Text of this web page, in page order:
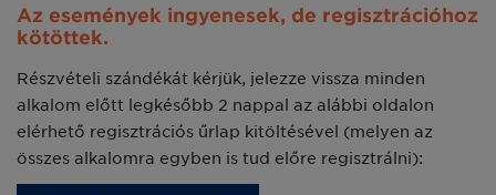
Az események ingyenesek, de regisztrációhoz
kötöttek.
Részvételi szándékát kérjük, jelezze vissza minden
alkalom előtt legkésőbb 2 nappal az alábbi oldalon
elérhető regisztrációs űrlap kitöltésével (melyen az
összes alkalomra egyben is tud előre regisztrálni):